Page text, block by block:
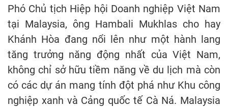
Phó Chủ tịch Hiệp hội Doanh nghiệp Việt Nam
tại Malaysia, ông Hambali Mukhlas cho hay
Khánh Hòa đang nổi lên như một hành lang
tăng trưởng năng động nhất của Việt Nam,
không chỉ sở hữu tiềm năng về du lịch mà còn
có các dự án mang tính đột phá như Khu công
nghiệp xanh và Cảng quốc tế Cà Ná. Malaysia